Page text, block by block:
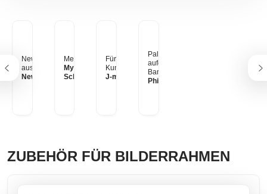
New York bei Regen
aus dem Taxi
New York
Meine Fotowand!
Myriam aus der
Schweiz
Für meine letzte
Kunstausstellung :)
J-man
Palmtrees -
aufgenommen in
Barcelona!
Philipp Petschko
ZUBEHÖR FÜR BILDERRAHMEN